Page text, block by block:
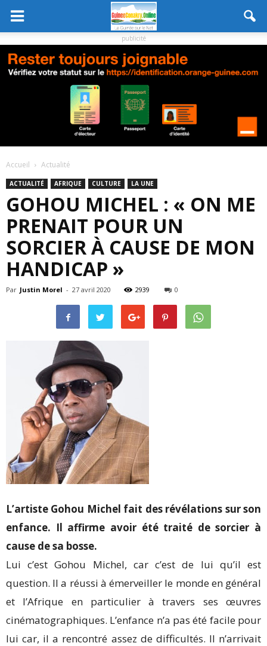
publicité
Accueil Actualité
ACTUALITÉ AFRIQUE CULTURE LA UNE
GOHOU MICHEL : « ON ME
PRENAIT POUR UN
SORCIER À CAUSE DE MON
HANDICAP »
Par Justin Morel - 27 avril 2020 2939 0
L’artiste Gohou Michel fait des révélations sur son
enfance. Il affirme avoir été traité de sorcier à
cause de sa bosse.
Lui c’est Gohou Michel, car c’est de lui qu’il est
question. Il a réussi à émerveiller le monde en général
et l’Afrique en particulier à travers ses œuvres
cinématographiques. L’enfance n’a pas été facile pour
lui car, il a rencontré assez de difficultés. Il n’arrivait